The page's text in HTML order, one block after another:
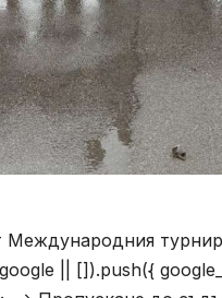
Международния
|| []).push({